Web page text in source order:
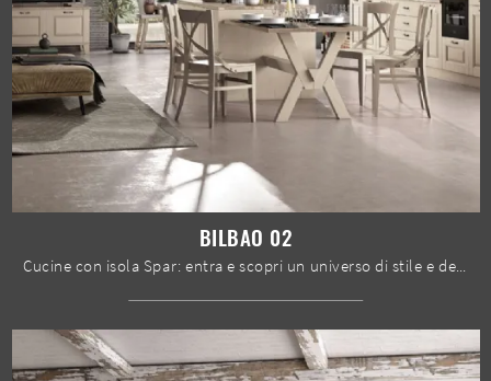
BILBAO 02
Cucine con isola Spar: entra e scopri un universo di stile e design! La cucina convenzionale Bilbao 02 ti sta aspettando.